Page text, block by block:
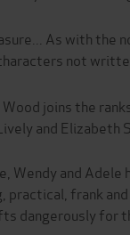
As with the
not
joins the
and Elizabeth
Wendy and
practical, frank
dangerously for